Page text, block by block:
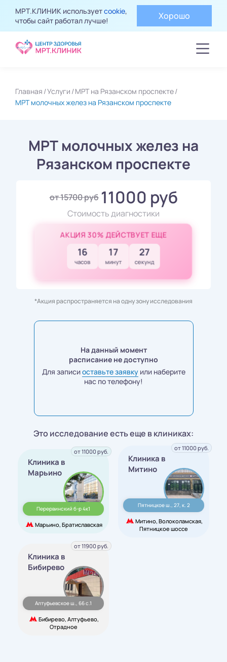
МРТ.КЛИНИК используетcookie,
чтобы сайт работал лучше!
Хорошо
Главная Услуги МРТ на Рязанском проспекте
МРТ молочных желез на Рязанском проспекте
МРТ молочных желез на
Рязанском проспекте
от 15700 руб 11000 руб
Стоимость диагностики
АКЦИЯ 30% ДЕЙСТВУЕТ ЕЩЕ
16
часов
17
минут
25
секунд
*Акция распространяется на одну зону исследования
На данный момент
расписание не доступно
Для записиоставьте заявкуили наберите
нас по телефону!
Это исследование есть еще в клиниках:
Клиника в
Марьино
Перервинский б-р 4к1
Марьино, Братиславская
от 11000 руб.
Клиника в
Митино
Пятницкое ш., 27, к. 2
Митино, Волоколамская,
Пятницкое шоссе
от 11000 руб.
Клиника в
Бибирево
Алтуфьевское ш., 66 с.1
Бибирево, Алтуфьево,
Отрадное
от 11900 руб.